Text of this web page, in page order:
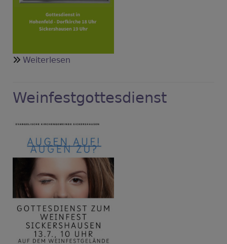
Weiterlesen
Buß-
und
Weinfestgottesdienst